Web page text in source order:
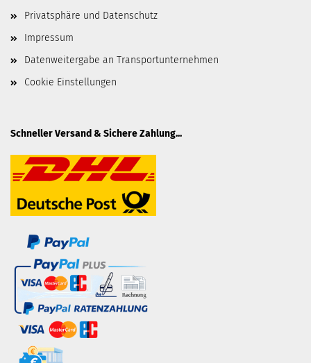
Privatsphäre und Datenschutz
Impressum
Datenweitergabe an Transportunternehmen
Cookie Einstellungen
Schneller Versand & Sichere Zahlung...